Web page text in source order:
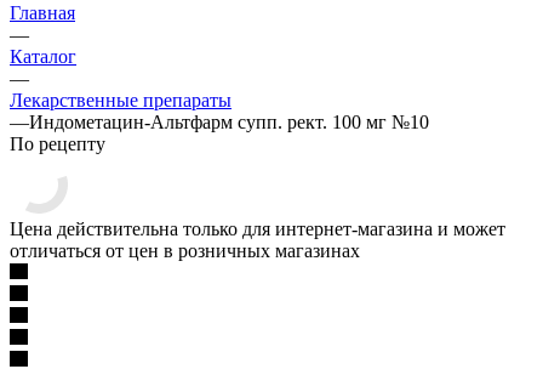
Главная
—
Каталог
—
Лекарственные препараты
—Индометацин-Альтфарм супп. рект. 100 мг №10
По рецепту
Цена действительна только для интернет-магазина и может
отличаться от цен в розничных магазинах